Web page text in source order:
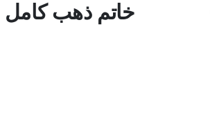
خاتم ذهب كامل عيار21 من